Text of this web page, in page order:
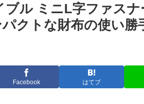
ブル ミニL字ファス
クトな財布の使い勝
Facebook はてブ